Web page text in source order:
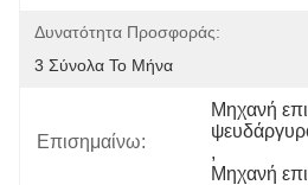
Δυνατότητα Προσφοράς:
3 Σύνολα Το Μήνα
Επισημαίνω:
Μηχανή
,
Μηχανή